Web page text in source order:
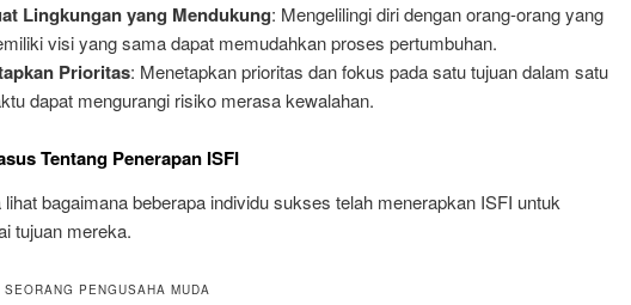
Lingkungan yang Mendukung: Mengelilingi diri dengan orang-orang yang
visi yang sama dapat memudahkan proses pertumbuhan.
Prioritas: Menetapkan prioritas dan fokus pada satu tujuan dalam satu
dapat mengurangi risiko merasa kewalahan.
Tentang Penerapan ISFI
lihat bagaimana beberapa individu sukses telah menerapkan ISFI untuk
tujuan mereka.
PENGUSAHA MUDA